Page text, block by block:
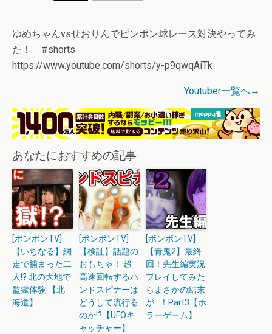
ゆめちゃんvsせおりんでピンポン球レース対決やってみ
た！ #shorts
https://www.youtube.com/shorts/y-p9qwqAiTk
Youtuber一覧へ→
あなたにおすすめの記事
[ボンボンTV]
【いちなる】網
走で捕まった二
人!? 北の大地で
監獄体験 【北
海道】
[ボンボンTV]
【検証】話題の
おもちゃ！ 超
高速回転するハ
ンドスピナーは
どうして流行る
のか!?【UFOキ
ャッチャー】
[ボンボンTV]
【青鬼2】最終
回！先生編実況
プレイしてみた
らまさかの結末
が…！Part3【ホ
ラーゲーム】